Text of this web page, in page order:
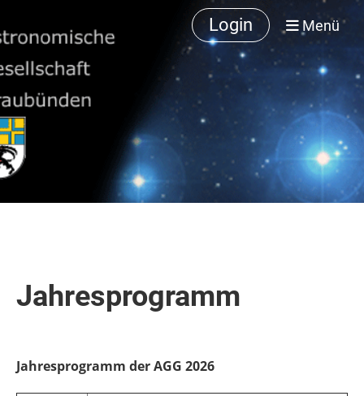
Login Menü
Jahresprogramm
Jahresprogramm der AGG 2026